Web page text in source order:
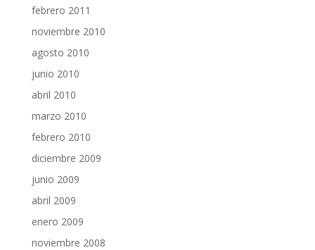
febrero 2011
noviembre 2010
agosto 2010
junio 2010
abril 2010
marzo 2010
febrero 2010
diciembre 2009
junio 2009
abril 2009
enero 2009
noviembre 2008